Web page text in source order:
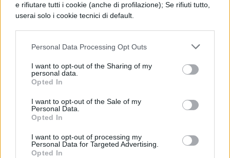
e rifiutare tutti i cookie (anche di profilazione); Se rifiuti tutto,
userai solo i cookie tecnici di default.
Personal Data Processing Opt Outs
I want to opt-out of the Sharing of my
personal data.
Opted In
I want to opt-out of the Sale of my
Personal Data.
Opted In
I want to opt-out of processing my
Personal Data for Targeted Advertising.
Opted In
Murales con dedica in piazza degli
Euganei, è stato raffigurato “Mandrake”
“Ricordare è un mestiere rischioso,
l’artista è anonimo;
Ritratto sulla serranda del
Brancaccio
: due artisti hanno realizzato